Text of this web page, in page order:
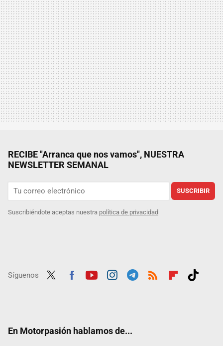
RECIBE "Arranca que nos vamos", NUESTRA
NEWSLETTER SEMANAL
SUSCRIBIR
Suscribiéndote aceptas nuestra política de privacidad
Síguenos
En Motorpasión hablamos de...